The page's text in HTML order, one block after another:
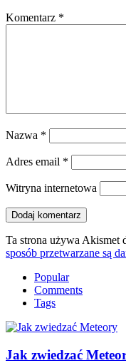
Komentarz *
Nazwa *
Adres email *
Witryna internetowa
Ta strona używa Akismet
sposób przetwarzane są
Popular
Comments
Tags
Jak zwiedzać